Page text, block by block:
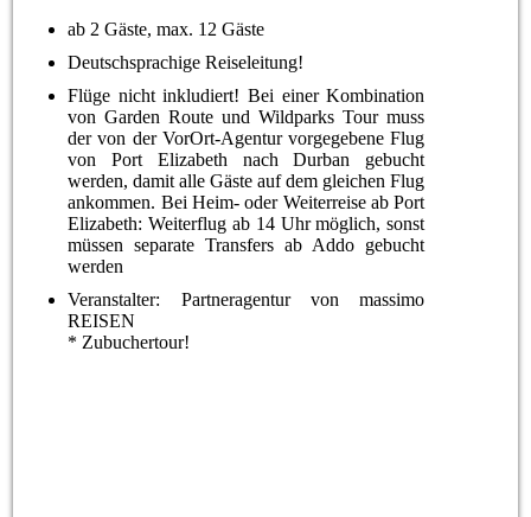
ab 2 Gäste, max. 12 Gäste
Deutschsprachige Reiseleitung!
Flüge nicht inkludiert! Bei einer Kombination
von Garden Route und Wildparks Tour muss
der von der VorOrt-Agentur vorgegebene Flug
von Port Elizabeth nach Durban gebucht
werden, damit alle Gäste auf dem gleichen Flug
ankommen. Bei Heim- oder Weiterreise ab Port
Elizabeth: Weiterflug ab 14 Uhr möglich, sonst
müssen separate Transfers ab Addo gebucht
werden
Veranstalter: Partneragentur von massimo
REISEN
* Zubuchertour!